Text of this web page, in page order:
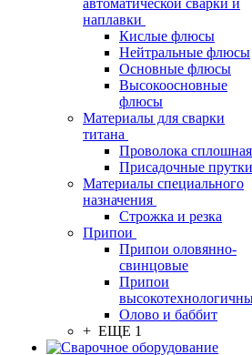
автоматической сварки и
наплавки
Кислые флюсы
Нейтральные флюсы
Основные флюсы
Высокоосновные
флюсы
Материалы для сварки
титана
Проволока сплошная
Присадочные прутки
Материалы специального
назначения
Строжка и резка
Припои
Припои оловянно-
свинцовые
Припои
Олово и баббит
+ ЕЩЕ 1